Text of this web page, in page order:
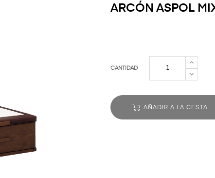
ARCÓN ASPOL
CANTIDAD
AÑADIR A LA CESTA